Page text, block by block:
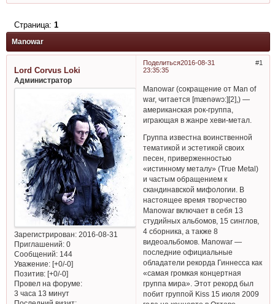
Manowar
Страница: 1
Поделиться 1
2016-08-31
23:35:35
Lord Corvus Loki
Администратор
Зарегистрирован: 2016-08-31
Приглашений:0
Сообщений:144
Уважение: [+0/-0]
Позитив: [+0/-0]
Провел на форуме:
3 часа 13 минут
Manowar (сокращение от Man of
war, читается [mænəwɔ:][2],) —
американская рок-группа,
играющая в жанре хеви-метал.
Группа известна воинственной
тематикой и эстетикой своих
песен, приверженностью
«истинному металу» (True Metal)
и частым обращением к
скандинавской мифологии. В
настоящее время творчество
Manowar включает в себя 13
студийных альбомов, 15 синглов,
4 сборника, а также 8
видеоальбомов. Manowar —
последние официальные
обладатели рекорда Гиннесса как
«самая громкая концертная
группа мира». Этот рекорд был
побит группой Kiss 15 июля 2009